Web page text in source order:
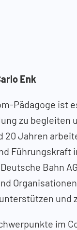
Enk
Pädagoge ist
zu begleiten
20 Jahren
Bahn
und
im